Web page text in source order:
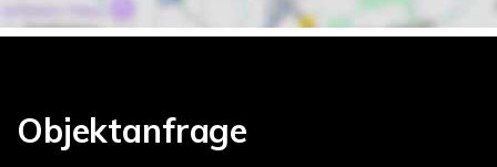
Objektanfrage